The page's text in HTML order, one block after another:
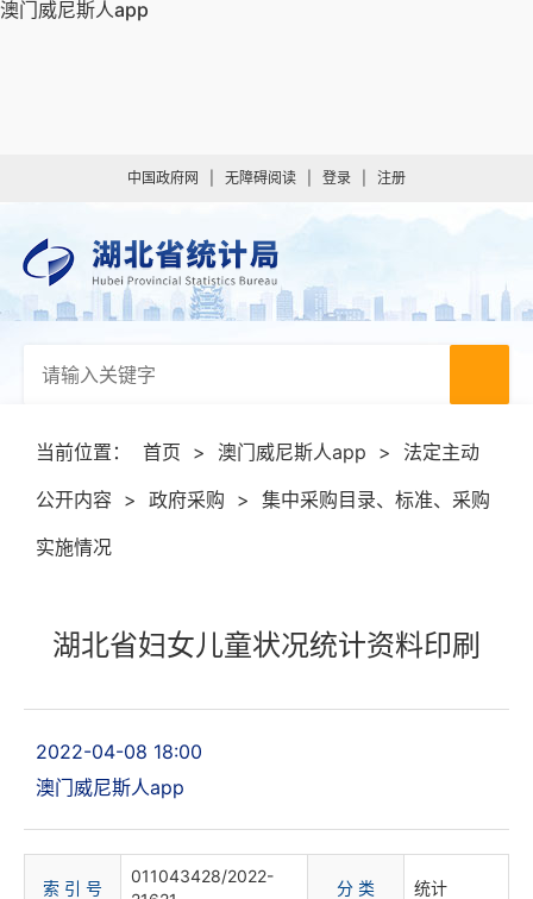
澳门威尼斯人app
中国政府网 无障碍阅读 登录 注册
当前位置： 首页 > 澳门威尼斯人app >
法定主动
公开内容 > 政府采购 > 集中采购目录、标准、采购
实施情况
湖北省妇女儿童状况统计资料印刷
2022-04-08 18:00
澳门威尼斯人app
索 引 号
011043428/2022-
分 类 统计